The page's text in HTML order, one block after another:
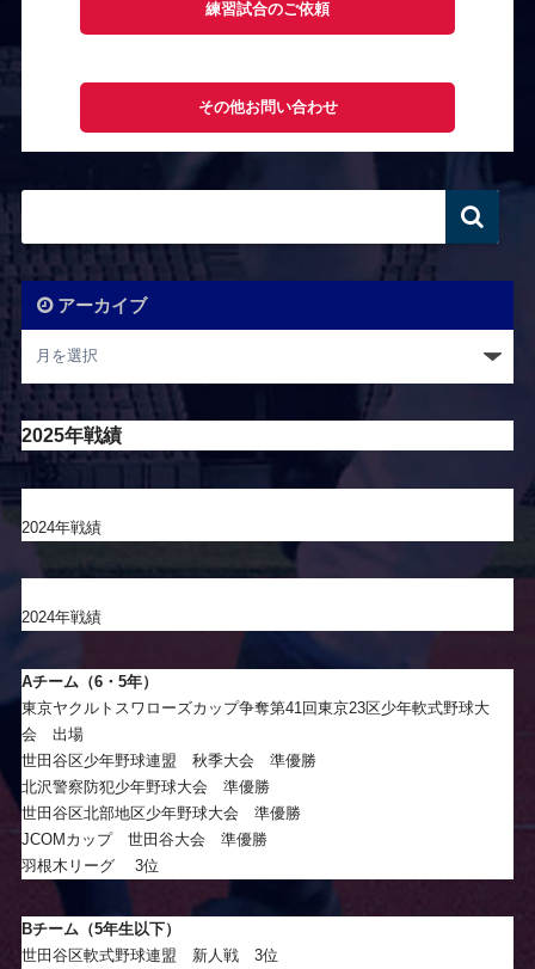
練習試合のご依頼
その他お問い合わせ
アーカイブ
2025年戦績
2024年戦績
2024年戦績
Aチーム（6・5年）
東京ヤクルトスワローズカップ争奪第41回東京23区少年軟式野球大
会 出場
世田谷区少年野球連盟 秋季大会 準優勝
北沢警察防犯少年野球大会 準優勝
世田谷区北部地区少年野球大会 準優勝
JCOMカップ 世田谷大会 準優勝
羽根木リーグ 3位
Bチーム（5年生以下）
世田谷区軟式野球連盟 新人戦 3位